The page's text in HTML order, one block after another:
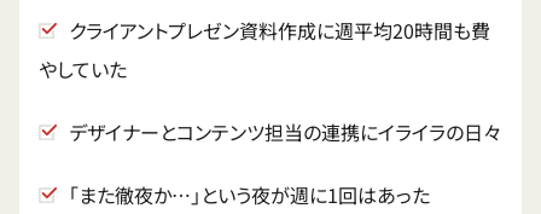
クライアントプレゼン資料作成に週平均20時間も費
やしていた
デザイナーとコンテンツ担当の連携にイライラの日々
「また徹夜か…」という夜が週に1回はあった